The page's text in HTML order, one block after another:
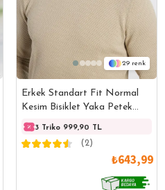
1 Alana 1 Bedava
29
Erkek Standart Fit Normal
Kesim Bisiklet Yaka Petek
Desenli Taş Triko Kazak
3 Triko 999,90 TL
(2)
₺643,99